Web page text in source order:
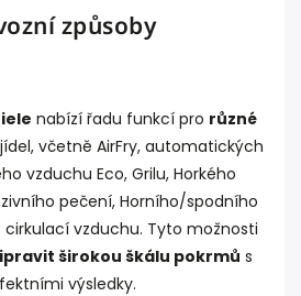
způsoby
nabízí řadu funkcí pro různé
včetně AirFry, automatických
vzduchu Eco, Grilu, Horkého
pečení, Horního/spodního
vzduchu. Tyto možnosti
širokou škálu pokrmů s
výsledky.